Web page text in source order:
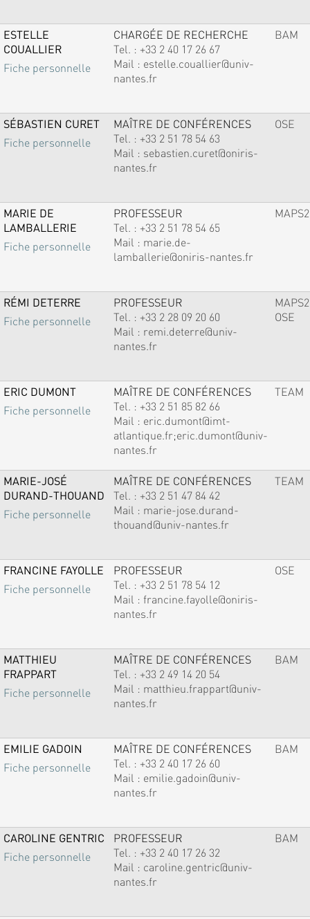
ESTELLE
COUALLIER
Fiche personnelle
CHARGÉE DE RECHERCHE
Tel. : +33 2 40 17 26 67
Mail : estelle.couallier@univ-
nantes.fr
BAM
SÉBASTIEN CURET
Fiche personnelle
MAÎTRE DE CONFÉRENCES
Tel. : +33 2 51 78 54 63
Mail : sebastien.curet@oniris-
nantes.fr
OSE
MARIE DE
LAMBALLERIE
Fiche personnelle
PROFESSEUR
Tel. : +33 2 51 78 54 65
Mail : marie.de-
lamballerie@oniris-nantes.fr
MAPS2
RÉMI DETERRE
Fiche personnelle
PROFESSEUR
Tel. : +33 2 28 09 20 60
Mail : remi.deterre@univ-
nantes.fr
MAPS2
OSE
ERIC DUMONT
Fiche personnelle
MAÎTRE DE CONFÉRENCES
Tel. : +33 2 51 85 82 66
Mail : eric.dumont@imt-
atlantique.fr;eric.dumont@univ-
nantes.fr
TEAM
MARIE-JOSÉ
DURAND-THOUAND
Fiche personnelle
MAÎTRE DE CONFÉRENCES
Tel. : +33 2 51 47 84 42
Mail : marie-jose.durand-
thouand@univ-nantes.fr
TEAM
FRANCINE FAYOLLE
Fiche personnelle
PROFESSEUR
Tel. : +33 2 51 78 54 12
Mail : francine.fayolle@oniris-
nantes.fr
OSE
MATTHIEU
FRAPPART
Fiche personnelle
MAÎTRE DE CONFÉRENCES
Tel. : +33 2 49 14 20 54
Mail : matthieu.frappart@univ-
nantes.fr
BAM
EMILIE GADOIN
Fiche personnelle
MAÎTRE DE CONFÉRENCES
Tel. : +33 2 40 17 26 60
Mail : emilie.gadoin@univ-
nantes.fr
BAM
CAROLINE GENTRIC
Fiche personnelle
PROFESSEUR
Tel. : +33 2 40 17 26 32
Mail : caroline.gentric@univ-
nantes.fr
BAM